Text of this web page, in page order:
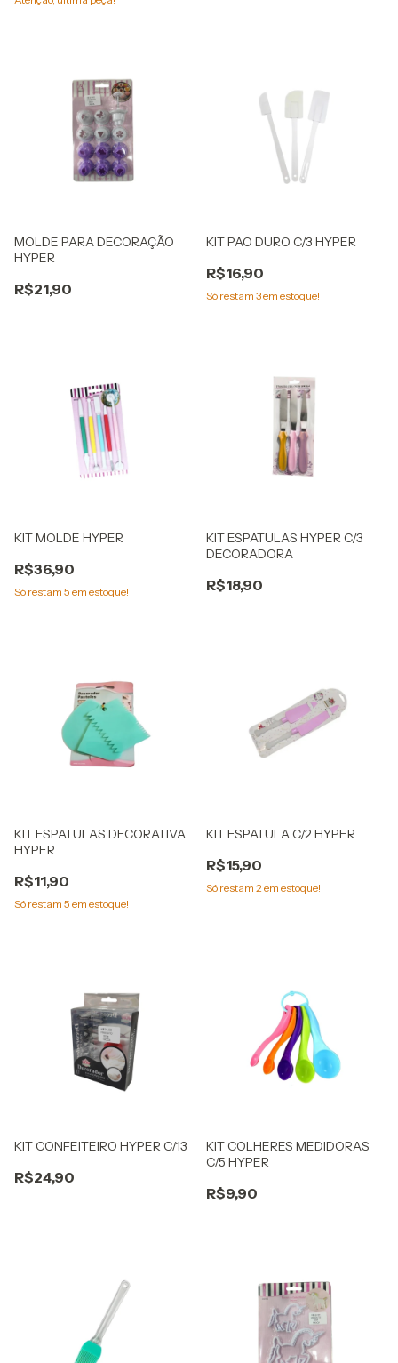
MOLDE PARA DECORAÇÃO
HYPER
R$21,90
KIT PAO DURO C/3 HYPER
R$16,90
Só restam 3em estoque!
KIT MOLDE HYPER
R$36,90
Só restam 5 em estoque!
KIT ESPATULAS HYPER C/3
DECORADORA
R$18,90
KIT ESPATULAS DECORATIVA
HYPER
R$11,90
Só restam 5 em estoque!
KIT ESPATULA C/2 HYPER
R$15,90
Só restam 2em estoque!
KIT CONFEITEIRO HYPER C/13
R$24,90
KIT COLHERES MEDIDORAS
C/5 HYPER
R$9,90